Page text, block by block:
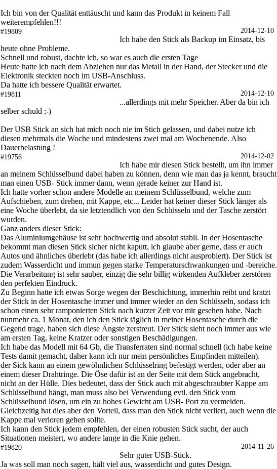
Ich bin von der Qualität enttäuscht und kann das Produkt in keinem Fall
weiterempfehlen!!!
#19809 2014-12-10
Ich habe den Stick als Backup im Einsatz, bis
heute ohne Probleme.
Schnell und robust, dachte ich, so war es auch die ersten Tage
Heute hatte ich nach dem Abziehen nur das Metall in der Hand, der Stecker und die
Elektronik steckten noch im USB-Anschluss.
Da hatte ich bessere Qualität erwartet.
#19811 2014-12-10
...allerdings mit mehr Speicher. Aber da bin ich
selber schuld ;-)
Der USB Stick an sich hat mich noch nie im Stich gelassen, und dabei nutze ich
diesen mehrmals die Woche und mindestens zwei mal am Wochenende. Also
Dauerbelastung !
#19756 2014-12-02
Ich habe mir diesen Stick bestellt, um ihn immer
an meinem Schlüsselbund dabei haben zu können, denn wie man das ja kennt, braucht
man einen USB- Stick immer dann, wenn gerade keiner zur Hand ist.
Ich hatte vorher schon andere Modelle an meinem Schlüsselbund, welche zum
Aufschieben, zum drehen, mit Kappe, etc... Leider hat keiner dieser Stick länger als
eine Woche überlebt, da sie letztendlich von den Schlüsseln und der Tasche zerstört
wurden.
Ganz anders dieser Stick:
Das Aluminiumgehäuse ist sehr hochwertig und absolut stabil. In der Hosentasche
bekommt man diesen Stick sicher nicht kaputt, ich glaube aber gerne, dass er auch
Autos und ähnliches überlebt (das habe ich allerdings nicht ausprobiert). Der Stick ist
zudem Wasserdicht und immun gegen starke Temperaturschwankungen und -bereiche.
Die Verarbeitung ist sehr sauber, einzig die sehr billig wirkenden Aufkleber zerstören
den perfekten Eindruck.
Zu Beginn hatte ich etwas Sorge wegen der Beschichtung, immerhin reibt und kratzt
der Stick in der Hosentasche immer und immer wieder an den Schlüsseln, sodass ich
schon einen sehr ramponierten Stick nach kurzer Zeit vor mir gesehen habe. Nach
nunmehr ca. 1 Monat, den ich den Stick täglich in meiner Hosentasche durch die
Gegend trage, haben sich diese Ängste zerstreut. Der Stick sieht noch immer aus wie
am ersten Tag, keine Kratzer oder sonstigen Beschädigungen.
Ich habe das Modell mit 64 Gb, die Transferraten sind normal schnell (ich habe keine
Tests damit gemacht, daher kann ich nur mein persönliches Empfinden mitteilen).
der Sick kann an einem gewöhnlichen Schlüsselring befestigt werden, oder aber an
einem dieser Drahtringe. Die Öse dafür ist an der Seite mit dem Stick angebracht,
nicht an der Hülle. Dies bedeutet, dass der Stick auch mit abgeschraubter Kappe am
Schlüsselbund hängt, man muss also bei Verwendung evtl. den Stick vom
Schlüsselbund lösen, um ein zu hohes Gewicht am USB- Port zu vermeiden.
Gleichzeitig hat dies aber den Vorteil, dass man den Stick nicht verliert, auch wenn die
Kappe mal verloren gehen sollte.
Ich kann den Stick jedem empfehlen, der einen robusten Stick sucht, der auch
Situationen meistert, wo andere lange in die Knie gehen.
#19820 2014-11-26
Sehr guter USB-Stick.
Ja was soll man noch sagen, hält viel aus, wasserdicht und gutes Design.